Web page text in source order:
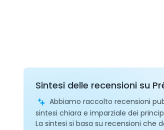
Sintesi delle recensioni su
Abbiamo raccolto recensioni
sintesi chiara e imparziale dei
La sintesi si basa su recensioni che